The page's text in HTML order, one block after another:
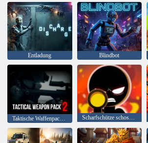
Entladung Blindbot
Scharfschütze schoss 3D